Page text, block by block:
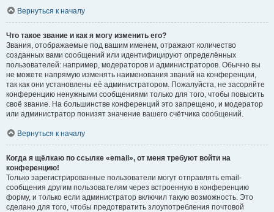
Вернуться к началу
Что такое звание и как я могу изменить его?
Звания, отображаемые под вашим именем, отражают количество
созданных вами сообщений или идентифицируют определённых
пользователей: например, модераторов и администраторов. Обычно вы
не можете напрямую изменять наименования званий на конференции,
так как они установлены её администратором. Пожалуйста, не засоряйте
конференцию ненужными сообщениями только для того, чтобы повысить
своё звание. На большинстве конференций это запрещено, и модератор
или администратор понизят значение вашего счётчика сообщений.
Вернуться к началу
Когда я щёлкаю по ссылке «email», от меня требуют войти на
конференцию!
Только зарегистрированные пользователи могут отправлять email-
сообщения другим пользователям через встроенную в конференцию
форму, и только если администратор включил такую возможность. Это
сделано для того, чтобы предотвратить злоупотребления почтовой